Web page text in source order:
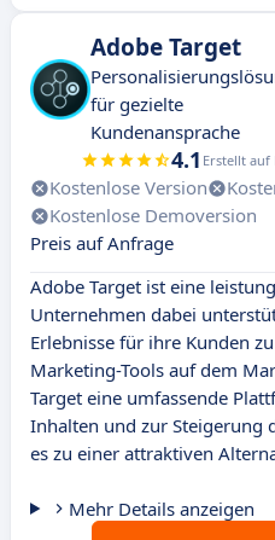
Adobe Target
für gezielte
Kundenansprache
4.1 Erstellt auf
Kostenlose Version
Kostenlose Demoversion
Preis auf Anfrage
Adobe Target ist eine
Unternehmen dabei
Erlebnisse für ihre Kunden
Marketing-Tools auf dem
Target eine umfassende
Inhalten und zur Steigerung
es zu einer attraktiven
Mehr Details anzeigen